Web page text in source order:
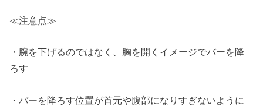
≪注意点≫
・腕を下げるのではなく、胸を開くイメージでバーを降
ろす
・バーを降ろす位置が首元や腹部になりすぎないように